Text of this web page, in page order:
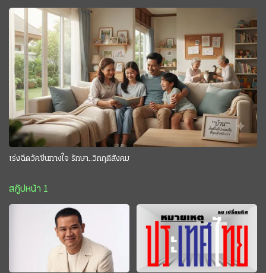
เร่งฉีดวัคซีนทางใจ รักษา..วิกฤติสังคม
สกู๊ปหน้า 1